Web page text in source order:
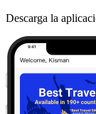
Descarga la